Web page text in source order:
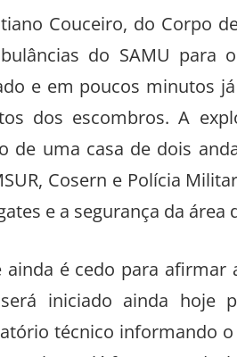
Couceiro, do Corpo
do SAMU para
e em poucos minutos
dos escombros. A
de uma casa de dois
Cosern e Polícia
e a segurança da área
é cedo para afirmar
iniciado ainda hoje
técnico informando